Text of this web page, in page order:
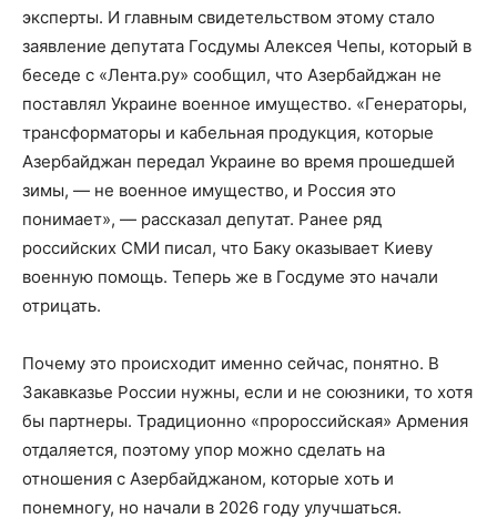
эксперты. И главным свидетельством этому стало
заявление депутата Госдумы Алексея Чепы, который в
беседе с «Лента.ру» сообщил, что Азербайджан не
поставлял Украине военное имущество. «Генераторы,
трансформаторы и кабельная продукция, которые
Азербайджан передал Украине во время прошедшей
зимы, — не военное имущество, и Россия это
понимает», — рассказал депутат. Ранее ряд
российских СМИ писал, что Баку оказывает Киеву
военную помощь. Теперь же в Госдуме это начали
отрицать.
Почему это происходит именно сейчас, понятно. В
Закавказье России нужны, если и не союзники, то хотя
бы партнеры. Традиционно «пророссийская» Армения
отдаляется, поэтому упор можно сделать на
отношения с Азербайджаном, которые хоть и
понемногу, но начали в 2026 году улучшаться.